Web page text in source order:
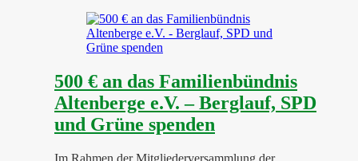
500 € an das Familienbündnis
Altenberge e.V. – Berglauf, SPD
und Grüne spenden